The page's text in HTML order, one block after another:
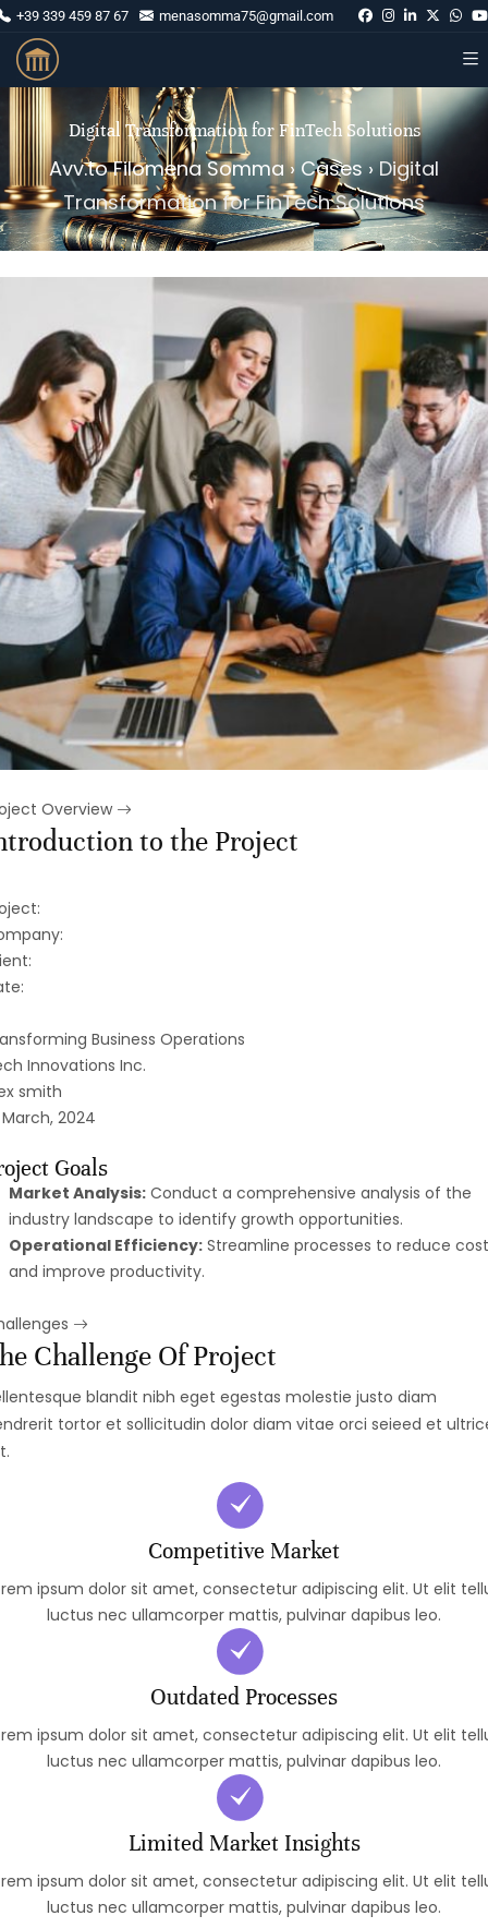
+39 339 459 87 67 menasomma75@gmail.com
Digital Transformation for FinTech Solutions
Avv.to Filomena Somma›Cases›Digital
Transformation for FinTech Solutions
Overview
to the Project
Business Operations
Innovations Inc.
smith
March, 2024
Goals
Market Analysis:Conduct a comprehensive analysis of the
industry landscape to identify growth opportunities.
Operational Efficiency:Streamline processes to reduce
and improve productivity.
Challenge Of Project
blandit nibh eget egestas molestie justo diam
tortor et sollicitudin dolor diam vitae orci seieed et
Competitive Market
ipsum dolor sit amet, consectetur adipiscing elit. Ut elit
luctus nec ullamcorper mattis, pulvinar dapibus leo.
Outdated Processes
ipsum dolor sit amet, consectetur adipiscing elit. Ut elit
luctus nec ullamcorper mattis, pulvinar dapibus leo.
Limited Market Insights
ipsum dolor sit amet, consectetur adipiscing elit. Ut elit
luctus nec ullamcorper mattis, pulvinar dapibus leo.